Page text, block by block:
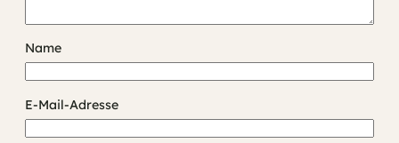
Name
E-Mail-Adresse